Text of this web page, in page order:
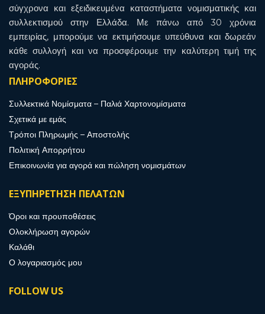
σύγχρονα και εξειδικευμένα καταστήματα νομισματικής και
συλλεκτισμού στην Ελλάδα. Με πάνω από 30 χρόνια
εμπειρίας, μπορούμε να εκτιμήσουμε υπεύθυνα και δωρεάν
κάθε συλλογή και να προσφέρουμε την καλύτερη τιμή της
αγοράς.
ΠΛΗΡΟΦΟΡΙΕΣ
Συλλεκτικά Νομίσματα – Παλιά Χαρτονομίσματα
Σχετικά με εμάς
Τρόποι Πληρωμής – Αποστολής
Πολιτική Απορρήτου
Επικοινωνία για αγορά και πώληση νομισμάτων
ΕΞΥΠΗΡΕΤΗΣΗ ΠΕΛΑΤΩΝ
Όροι και προυποθέσεις
Ολοκλήρωση αγορών
Καλάθι
Ο λογαριασμός μου
FOLLOW US